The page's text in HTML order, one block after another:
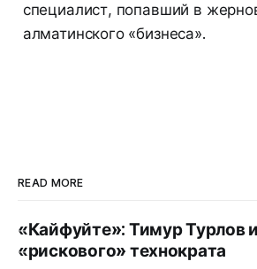
специалист, попавший в
алматинского «бизнеса».
READ MORE
«Кайфуйте»: Тимур Турлов
«рискового» технократа